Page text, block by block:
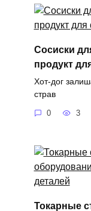
Сосиски
продукт
Хот-дог
страв
0 3
Токарные